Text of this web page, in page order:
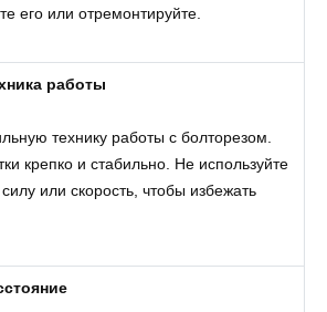
его или отремонтируйте.
работы
технику работы с болторезом.
крепко и стабильно. Не используйте
или скорость, чтобы избежать